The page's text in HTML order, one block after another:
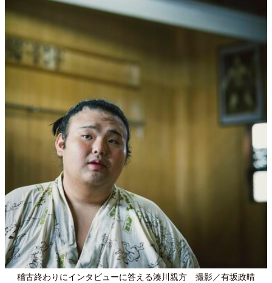
10代・20代の土台
ライフスタイル・生き方
40代からの景色 50代のリアル
パートナーとの歩み方
病が教えてくれたこと
熱狂できるもの
一生モノの愛用品
私を彩るエッセンス
60代のネクストステージ
70代のグランドデザイン
社会・カルチャー・マネー
地域とつながる/お金との付き合い方
稽古終わりにインタビューに答える湊川親方 撮影／有坂政晴